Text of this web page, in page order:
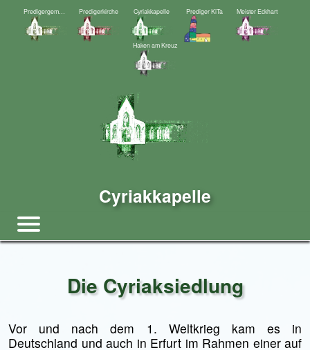
Predigergemeinde Predigerkirche Cyriakkapelle Prediger KiTa Meister Eckhart
Haken am Kreuz
Cyriakkapelle
Die Cyriaksiedlung
Vor und nach dem 1. Weltkrieg kam es in
Deutschland und auch in Erfurt im Rahmen einer auf